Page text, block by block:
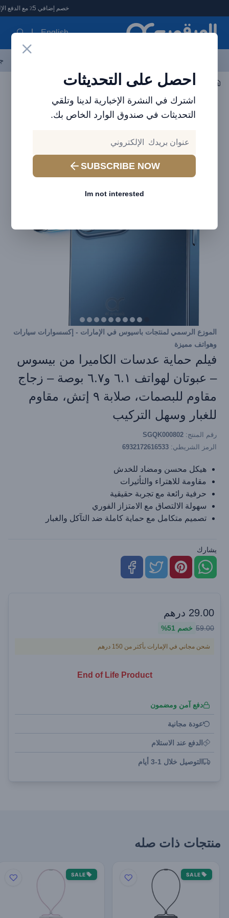
العرقوب - متجر الإلكترونيات في الإمارات
خصم إضافي 5٪ مع الدفع الإلكتروني
English
احصل على التحديثات
اشترك في النشرة الإخبارية لدينا وتلقي
التحديثات في صندوق الوارد الخاص بك.
SUBSCRIBE NOW
Im not interested
اكسسوارات الجوال إكسسوارات يمكن ارتداؤها
الموزع الرسمي لمنتجات باسيوس في الإمارات - إكسسوارات سيارات
وهواتف مميزة
فيلم حماية عدسات الكاميرا من بيسوس
– عبوتان لهواتف ٦.١ و٦.٧ بوصة – زجاج
مقاوم للبصمات، صلابة ٩ إتش، مقاوم
للغبار وسهل التركيب
رقم المنتج: SGQK000802
الرمز الشريطي: 6932172616533
هيكل محسن ومضاد للخدش
مقاومة للاهتراء والتأثيرات
حرفية رائعة مع تجربة حقيقية
سهولة الالتصاق مع الامتزاز الفوري
تصميم متكامل مع حماية كاملة ضد التآكل والغبار
يشارك
29.00 درهم
59.00 خصم 51%
شحن مجاني في الإمارات بأكثر من 150 درهم
End of Life Product
دفع آمن ومضمون
عودة مجانية
الدفع عند الاستلام
التوصيل خلال 1-3 أيام
منتجات ذات صله
SALE
SALE